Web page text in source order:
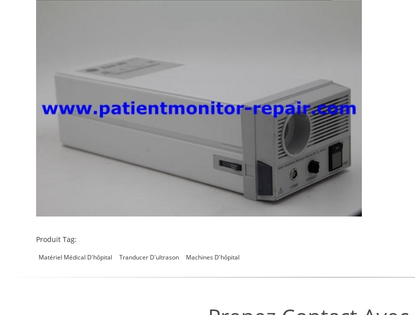
Produit Tag:
Matériel Médical D'hôpital Tranducer D'ultrason Machines D'hôpital